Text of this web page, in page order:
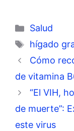
Categorías
Salud
Etiquetas
hígado
Cómo
de vitamina
“El VIH,
de muerte”:
este virus